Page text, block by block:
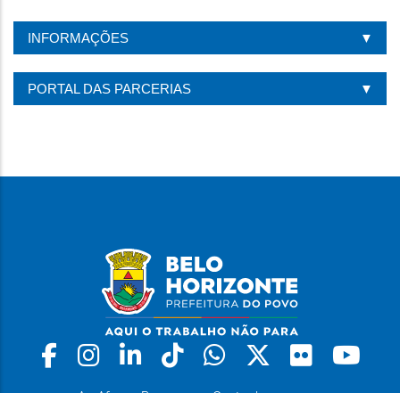
INFORMAÇÕES
PORTAL DAS PARCERIAS
Facebook
Instagram
LinkedinTiktokWhatsapp
X Flickr